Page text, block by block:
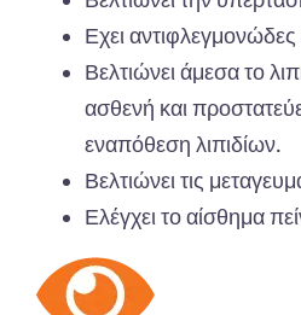
Εχει
Βελτιώνει άμεσα το
ασθενή και
εναπόθεση λιπιδίων.
Βελτιώνει τις
Ελέγχει το αίσθημα